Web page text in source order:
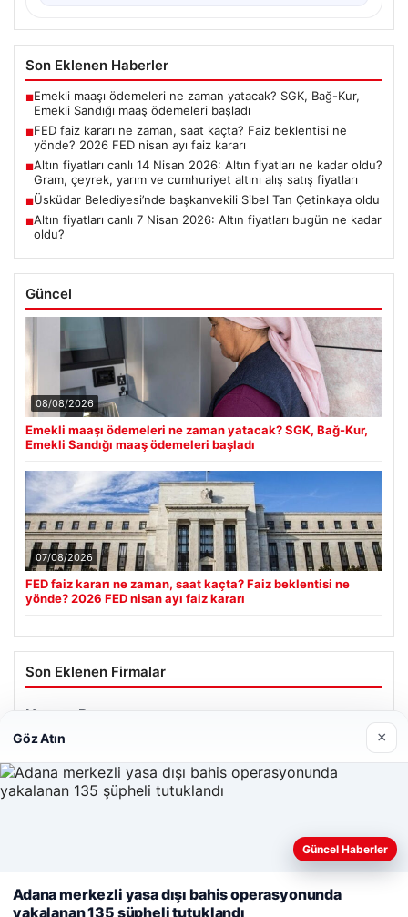
Son Eklenen Haberler
■Emekli maaşı ödemeleri ne zaman yatacak? SGK, Bağ-Kur,
Emekli Sandığı maaş ödemeleri başladı
■FED faiz kararı ne zaman, saat kaçta? Faiz beklentisi ne
yönde? 2026 FED nisan ayı faiz kararı
■Altın fiyatları canlı 14 Nisan 2026: Altın fiyatları ne kadar oldu?
Gram, çeyrek, yarım ve cumhuriyet altını alış satış fiyatları
■Üsküdar Belediyesi’nde başkanvekili Sibel Tan Çetinkaya oldu
■Altın fiyatları canlı 7 Nisan 2026: Altın fiyatları bugün ne kadar
oldu?
Güncel
08/08/2026
Emekli maaşı ödemeleri ne zaman yatacak? SGK, Bağ-Kur,
Emekli Sandığı maaş ödemeleri başladı
07/08/2026
FED faiz kararı ne zaman, saat kaçta? Faiz beklentisi ne
yönde? 2026 FED nisan ayı faiz kararı
Son Eklenen Firmalar
Hastaş Beton
26/05/2026
Web sitemizi nasıl kullandığınızı daha iyi anlayabilmek,
kullanıyoruz. Çerez Politikamız
Reddet Kabul Et
Göz Atın ×
Güncel Haberler
Adana merkezli yasa dışı bahis operasyonunda
yakalanan 135 şüpheli tutuklandı